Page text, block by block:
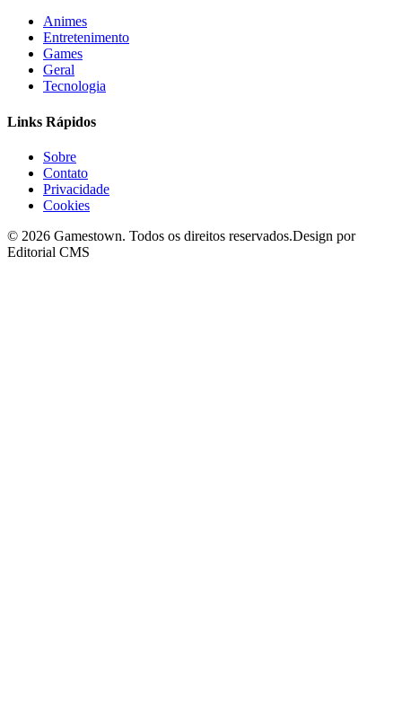
Animes
Entretenimento
Games
Geral
Tecnologia
Links Rápidos
Sobre
Contato
Privacidade
Cookies
© 2026 Gamestown. Todos os direitos reservados.Design por
Editorial CMS